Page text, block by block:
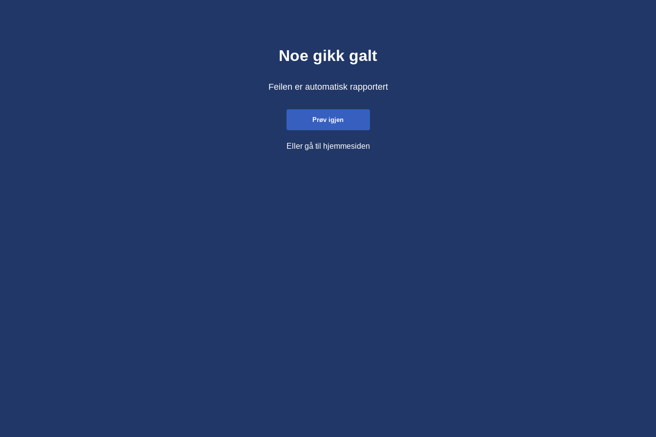
Noe gikk galt
Feilen er automatisk rapportert
Prøv igjen
Eller gå til hjemmesiden